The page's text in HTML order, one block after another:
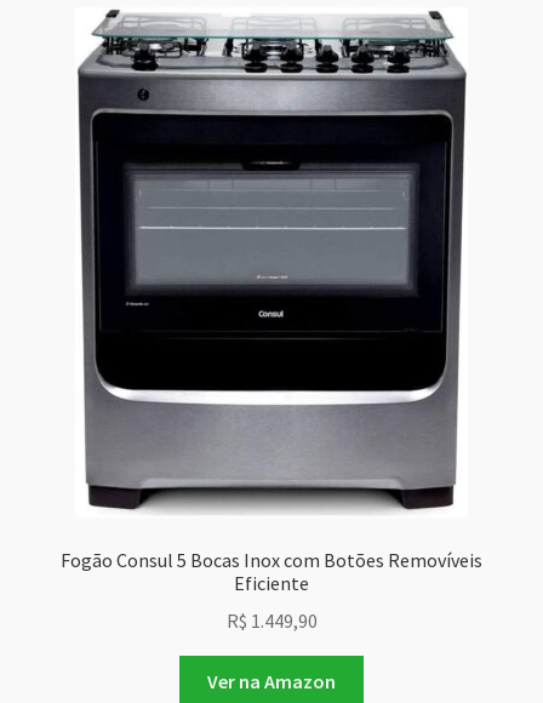
Fogão Consul 5 Bocas Inox com Botões Removíveis
Eficiente
R$ 1.449,90
Ver na Amazon